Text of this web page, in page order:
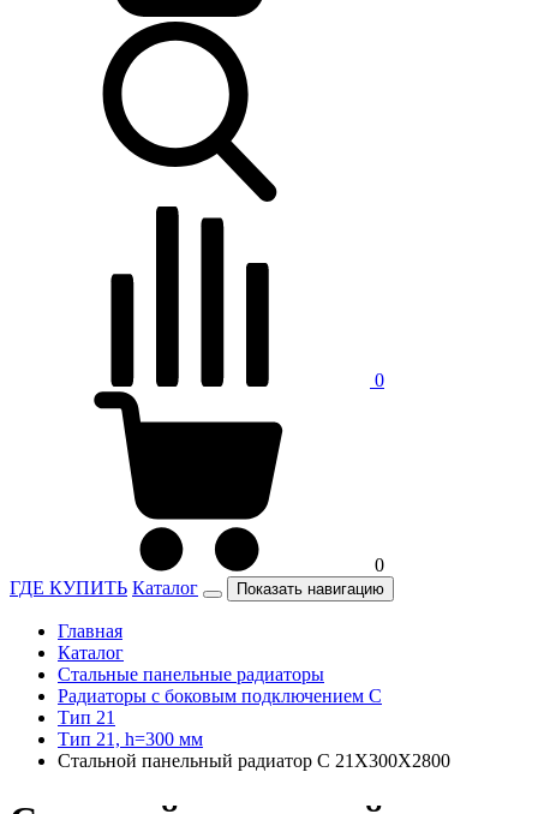
0
0
ГДЕ КУПИТЬ Каталог Показать навигацию
Главная
Каталог
Стальные панельные радиаторы
Радиаторы c боковым подключением C
Тип 21
Тип 21, h=300 мм
Стальной панельный радиатор C 21Х300Х2800